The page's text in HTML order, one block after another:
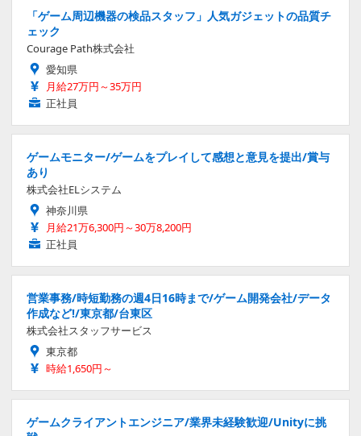
「ゲーム周辺機器の検品スタッフ」人気ガジェットの品質チ
ェック
Courage Path株式会社
愛知県
月給27万円～35万円
正社員
ゲームモニター/ゲームをプレイして感想と意見を提出/賞与
あり
株式会社ELシステム
神奈川県
月給21万6,300円～30万8,200円
正社員
営業事務/時短勤務の週4日16時まで/ゲーム開発会社/データ
作成など!/東京都/台東区
株式会社スタッフサービス
東京都
時給1,650円～
ゲームクライアントエンジニア/業界未経験歓迎/Unityに挑